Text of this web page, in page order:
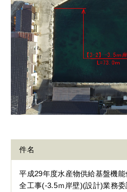
件名
平成29年度水産物供給基盤機
全工事(-3.5ｍ岸壁)(設計)業務委